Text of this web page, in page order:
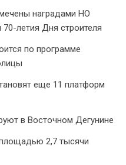
наградами НО
летия Дня строителя
по программе
еще 11 платформ
в Восточном Дегунине
2,7 тысячи